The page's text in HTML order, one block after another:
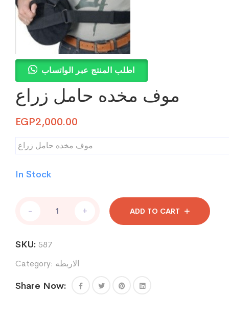
اطلب المنتج عبر الواتساب
موف مخده حامل زراع
EGP2,000.00
موف مخده حامل زراع
In Stock
مخده
quantity
- + ADD TO CART
SKU: 587
Category: الاربطه
Share Now: